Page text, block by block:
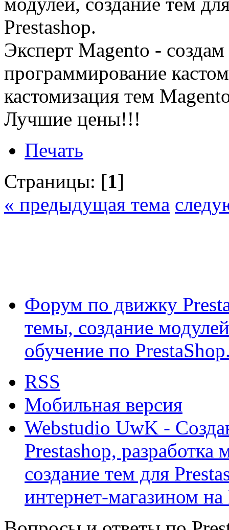
Prestashop.
Эксперт Magento -
программирование
кастомизация тем
Лучшие цены!!!
Печать
Страницы: [1]
« предыдущая тема
Форум по движку
темы, создание
обучение по
RSS
Мобильная версия
Webstudio UwK -
Prestashop, разработка
создание тем для
интернет-магазином на